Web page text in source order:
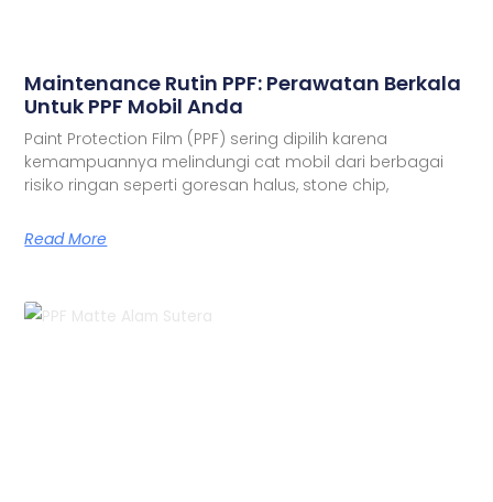
Maintenance Rutin PPF: Perawatan Berkala
Untuk PPF Mobil Anda
Paint Protection Film (PPF) sering dipilih karena
kemampuannya melindungi cat mobil dari berbagai
risiko ringan seperti goresan halus, stone chip,
Read More